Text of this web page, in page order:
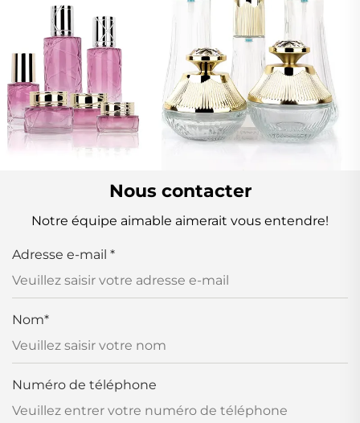
Nous contacter
Notre équipe aimable aimerait vous entendre!
Adresse e-mail *
Nom*
Numéro de téléphone